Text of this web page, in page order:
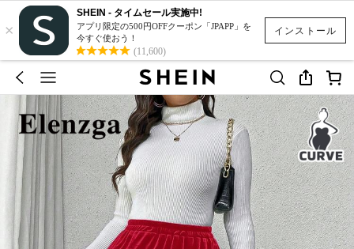
インストール
×
SHEIN - タイムセール実施中!
アプリ限定の500円OFFクーポン「JPAPP」を
今すぐ使おう！
(11,600)